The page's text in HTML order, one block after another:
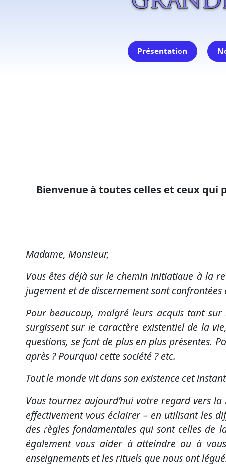
Présentation
Bienvenue à toutes celles et ceux
Madame, Monsieur,
Vous êtes déjà sur le chemin initiatique à la
jugement et de discernement sont confrontées
Pour beaucoup, malgré leurs acquis tant
surgissent sur le caractère existentiel de la
questions, se font de plus en plus présentes.
après ? Pourquoi cette société ? etc.
Tout le monde vit dans son existence cet
Vous tournez aujourd’hui votre regard vers
effectivement vous éclairer – en utilisant les
des règles fondamentales qui sont celles de
également vous aider à atteindre ou à
enseignements et les rituels que nous ont